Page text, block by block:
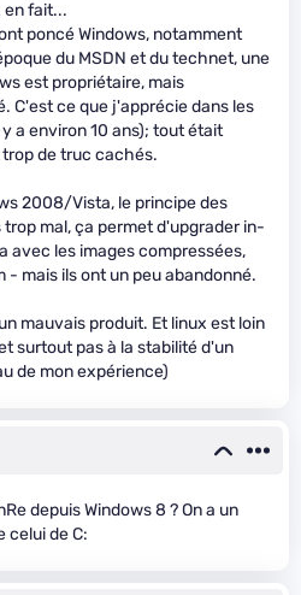
en fait...
poncé Windows, notamment
du MSDN et du technet, une
est propriétaire, mais
C'est ce que j'apprécie dans les
a environ 10 ans); tout était
de truc cachés.
2008/Vista, le principe des
trop mal, ça permet d'upgrader in-
avec les images compressées,
- mais ils ont un peu abandonné.
mauvais produit. Et linux est loin
surtout pas à la stabilité d'un
de mon expérience)
depuis Windows 8 ? On a un
celui de C: